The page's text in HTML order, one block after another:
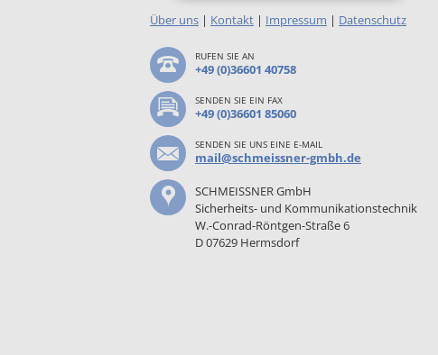
Über uns | Kontakt | Impressum | Datenschutz
RUFEN SIE AN
+49 (0)36601 40758
SENDEN SIE EIN FAX
+49 (0)36601 85060
SENDEN SIE UNS EINE E-MAIL
mail@schmeissner-gmbh.de
SCHMEISSNER GmbH
Sicherheits- und Kommunikationstechnik
W.-Conrad-Röntgen-Straße 6
D 07629 Hermsdorf